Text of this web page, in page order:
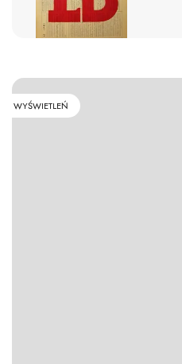
WYŚWIETLEŃ